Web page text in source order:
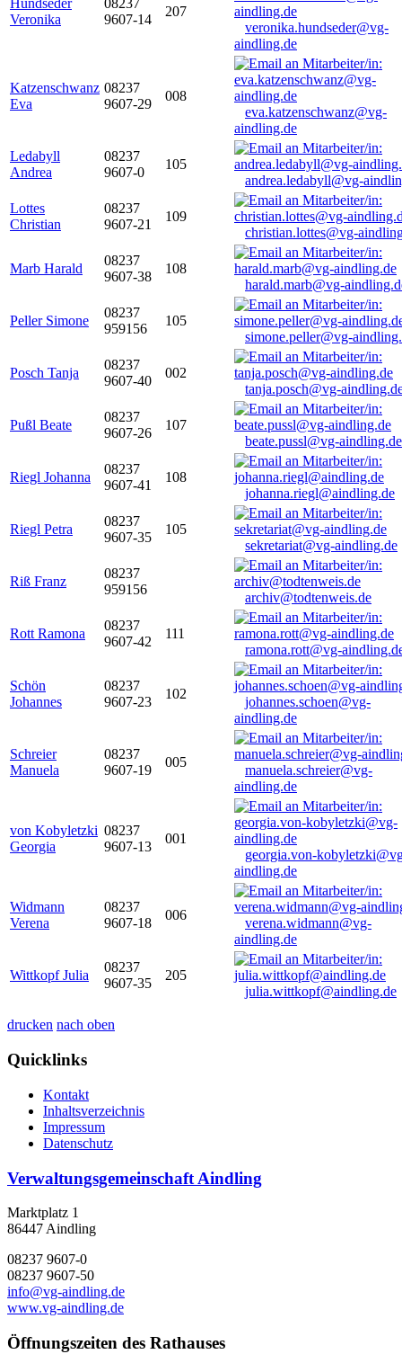
Hundseder
Veronika
08237
9607-14
207
veronika.hundseder@vg-
aindling.de
Katzenschwanz
Eva
08237
9607-29
008
eva.katzenschwanz@vg-
aindling.de
Ledabyll
Andrea
08237
9607-0
105
andrea.ledabyll@vg-
Lottes
Christian
08237
9607-21
109
christian.lottes@vg-
Marb Harald
08237
9607-38
108
harald.marb@vg-
Peller Simone
08237
959156
105
simone.peller@vg-
Posch Tanja
08237
9607-40
002
tanja.posch@vg-
Pußl Beate
08237
9607-26
107
beate.pussl@vg-aindling.de
Riegl Johanna
08237
9607-41
108
johanna.riegl@aindling.de
Riegl Petra
08237
9607-35
105
sekretariat@vg-aindling.de
Riß Franz
08237
959156
archiv@todtenweis.de
Rott Ramona
08237
9607-42
111
ramona.rott@vg-
Schön
Johannes
08237
9607-23
102
johannes.schoen@vg-
aindling.de
Schreier
Manuela
08237
9607-19
005
manuela.schreier@vg-
aindling.de
von Kobyletzki
Georgia
08237
9607-13
001
georgia.von-
aindling.de
Widmann
Verena
08237
9607-18
006
verena.widmann@vg-
aindling.de
Wittkopf Julia
08237
9607-35
205
julia.wittkopf@aindling.de
drucken nach oben
Quicklinks
Kontakt
Inhaltsverzeichnis
Impressum
Datenschutz
Verwaltungsgemeinschaft Aindling
Marktplatz 1
86447 Aindling
08237 9607-0
08237 9607-50
info@vg-aindling.de
www.vg-aindling.de
Öffnungszeiten des Rathauses